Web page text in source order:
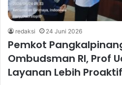
redaksi 24 Juni 2026
Pemkot
Ombudsman RI, Prof
Layanan Lebih Proaktif